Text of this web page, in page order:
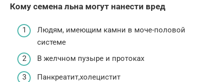
Кому семена льна могут нанести вред
Людям, имеющим камни в моче-половой
системе
В желчном пузыре и протоках
Панкреатит,холецистит